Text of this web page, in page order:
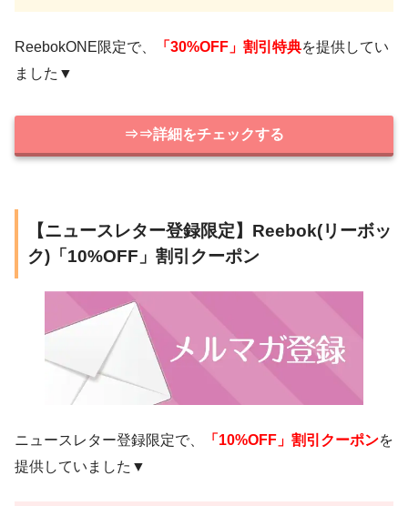
ReebokONE限定で、 「30%OFF」割引特典を提供してい
ました▼
⇒⇒詳細をチェックする
【ニュースレター登録限定】Reebok(リーボッ
ク)「10%OFF」割引クーポン
ニュースレター登録限定で、 「10%OFF」割引クーポンを
提供していました▼